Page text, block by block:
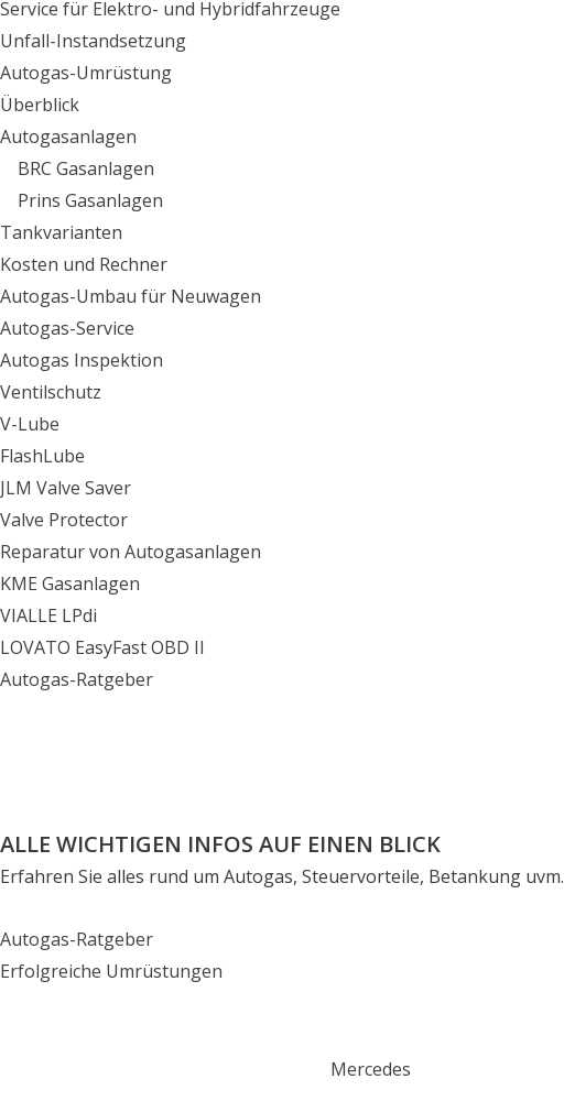
Service für Elektro- und Hybridfahrzeuge
Unfall-Instandsetzung
Autogas-Umrüstung
Überblick
Autogasanlagen
BRC Gasanlagen
Prins Gasanlagen
Tankvarianten
Kosten und Rechner
Autogas-Umbau für Neuwagen
Autogas-Service
Autogas Inspektion
Ventilschutz
V-Lube
FlashLube
JLM Valve Saver
Valve Protector
Reparatur von Autogasanlagen
KME Gasanlagen
VIALLE LPdi
LOVATO EasyFast OBD II
Autogas-Ratgeber
ALLE WICHTIGEN INFOS AUF EINEN BLICK
Erfahren Sie alles rund um Autogas, Steuervorteile, Betankung uvm.
Autogas-Ratgeber
Erfolgreiche Umrüstungen
Mercedes